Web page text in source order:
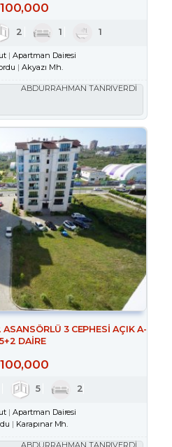
2 1 1
Apartman Dairesi
Akyazı Mh.
ABDURRAHMAN TANRIVERDİ
3 CEPHESİ AÇIK A-
DAİRE
5 2
Apartman Dairesi
Karapınar Mh.
ABDURRAHMAN TANRIVERDİ